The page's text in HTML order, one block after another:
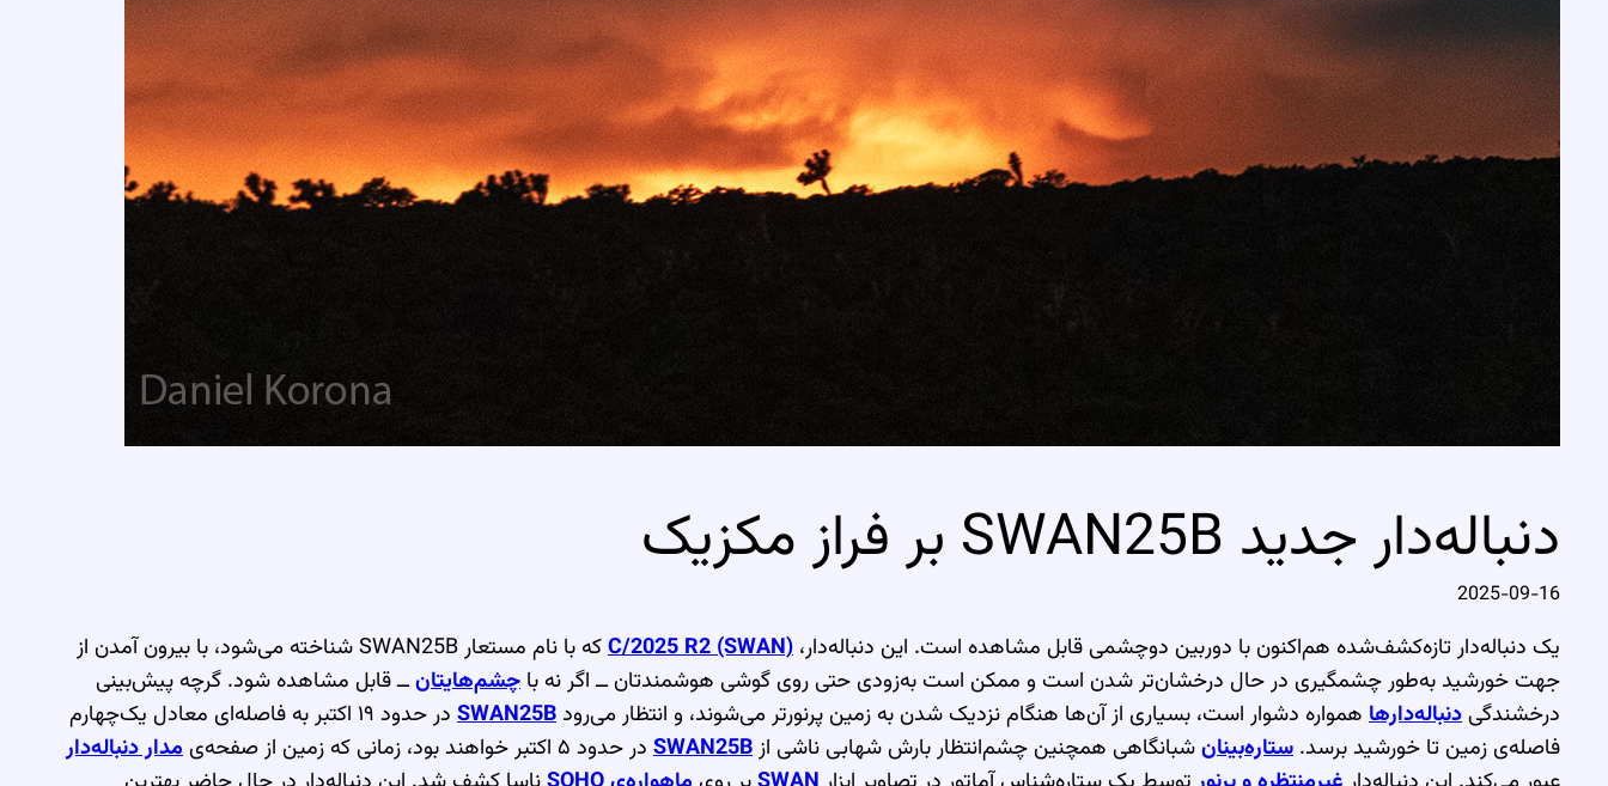
دنباله‌دار جدید SWAN25B بر فراز مکزیک
2025-09-16
یک دنباله‌دار تازه‌کشف‌شده هم‌اکنون با دوربین دوچشمی قابل مشاهده است. این دنباله‌دار، C/2025 R2 (SWAN)
که با نام مستعار SWAN25B شناخته می‌شود، با بیرون آمدن از
جهت خورشید به‌طور چشمگیری در حال درخشان‌تر شدن است و ممکن است به‌زودی حتی روی گوشی هوشمندتان ــ اگر نه با چشم‌هایتانــ قابل مشاهده شود. گرچه پیش‌بینی
درخشندگیدنباله‌دارها همواره دشوار است، بسیاری از آن‌ها هنگام نزدیک شدن به زمین پرنورتر می‌شوند، و انتظار می‌رودSWAN25B
در حدود ۱۹ اکتبر به فاصله‌ای معادل یک‌چهارم
فاصله‌ی زمین تا خورشید برسد. ستاره‌بینانشبانگاهی همچنین چشم‌انتظار بارش شهابی ناشی ازSWAN25B در حدود ۵ اکتبر خواهند بود، زمانی که زمین از صفحه‌ی
مدار دنباله‌دار